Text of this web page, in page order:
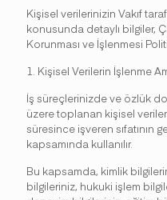
Kişisel verilerinizin Vakıf
konusunda detaylı bilgiler,
Korunması ve İşlenmesi
1. Kişisel Verilerin İşlenme
İş süreçlerinizde ve özlük
üzere toplanan kişisel
süresince işveren sıfatının
kapsamında kullanılır.
Bu kapsamda, kimlik
bilgileriniz, hukuki işlem